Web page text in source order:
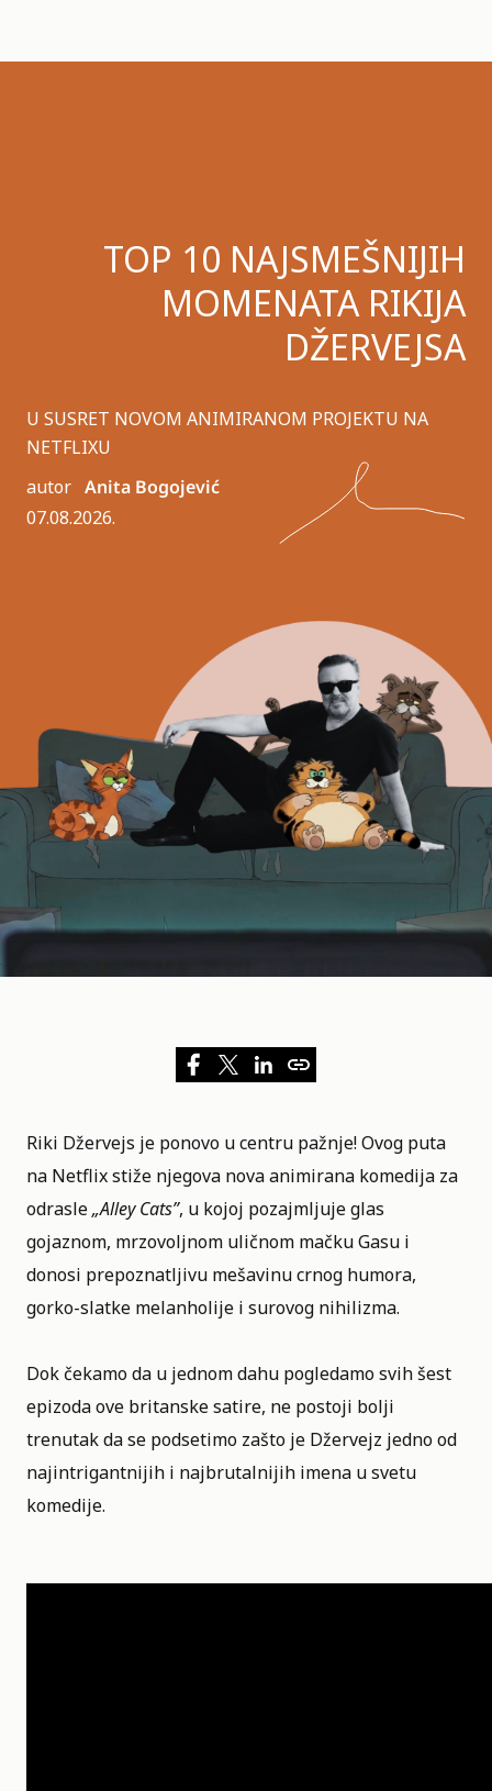
TOP 10 NAJSMEŠNIJIH
MOMENATA RIKIJA
DŽERVEJSA
U SUSRET NOVOM ANIMIRANOM PROJEKTU NA
NETFLIXU
autor Anita Bogojević
07.08.2026.
Riki Džervejs je ponovo u centru pažnje! Ovog puta
na Netflixstiže njegova nova animirana komedija za
odrasle„Alley Cats”, u kojoj pozajmljuje glas
gojaznom, mrzovoljnom uličnom mačku Gasu i
donosi prepoznatljivu mešavinu crnog humora,
gorko-slatke melanholije i surovog nihilizma.
Dok čekamo da u jednom dahu pogledamo svih šest
epizoda ove britanske satire, ne postoji bolji
trenutak da se podsetimo zašto je Džervejz jedno od
najintrigantnijih i najbrutalnijih imena u svetu
komedije.